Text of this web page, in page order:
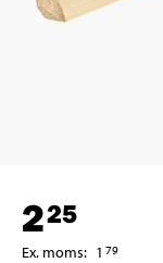
225
Ex. moms: 1 79